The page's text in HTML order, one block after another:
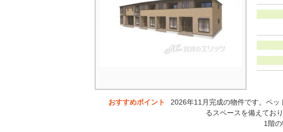
おすすめポイント
2026年11月完成の物件です。ペ
るスペースを備えてお
1階